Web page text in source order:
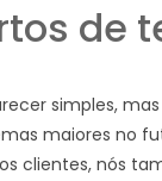
de
simples,
maiores no
clientes, nós